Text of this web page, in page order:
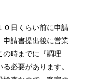
０日くらい前に申請
申請書提出後に営業
の時までに『調理
必要があります。